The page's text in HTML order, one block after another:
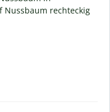
Nussbaum rechteckig